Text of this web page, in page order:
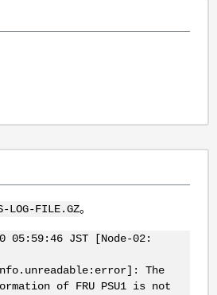
LOG-FILE.GZ。
05:59:46 JST [Node-02:
The
of FRU PSU1 is not